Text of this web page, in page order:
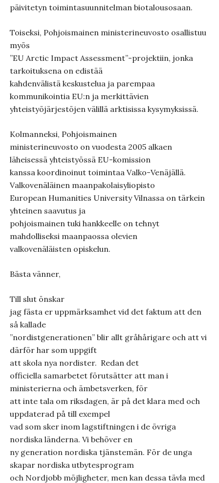
päivitetyn toimintasuunnitelman biotalousosaan.
Toiseksi, Pohjoismainen ministerineuvosto osallistuu
myös
”EU Arctic Impact Assessment”-projektiin, jonka
tarkoituksena on edistää
kahdenvälistä keskustelua ja parempaa
kommunikointia EU:n ja merkittävien
yhteistyöjärjestöjen välillä arktisissa kysymyksissä.
Kolmanneksi, Pohjoismainen
ministerineuvosto on vuodesta 2005 alkaen
läheisessä yhteistyössä EU-komission
kanssa koordinoinut toimintaa Valko-Venäjällä.
Valkovenäläinen maanpakolaisyliopisto
European Humanities University Vilnassa on tärkein
yhteinen saavutus ja
pohjoismainen tuki hankkeelle on tehnyt
mahdolliseksi maanpaossa olevien
valkovenäläisten opiskelun.
Bästa vänner,
Till slut önskar
jag fästa er uppmärksamhet vid det faktum att den
så kallade
”nordistgenerationen” blir allt gråhårigare och att vi
därför har som uppgift
att skola nya nordister. Redan det
officiella samarbetet förutsätter att man i
ministerierna och ämbetsverken, för
att inte tala om riksdagen, är på det klara med och
uppdaterad på till exempel
vad som sker inom lagstiftningen i de övriga
nordiska länderna. Vi behöver en
ny generation nordiska tjänstemän. För de unga
skapar nordiska utbytesprogram
och Nordjobb möjligheter, men kan dessa tävla med